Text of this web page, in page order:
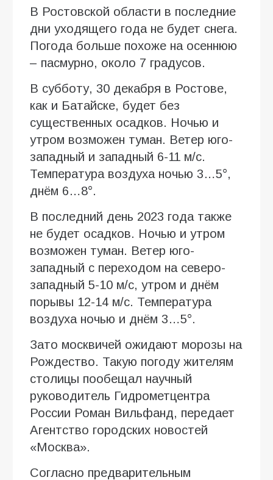
В Ростовской области в последние
дни уходящего года не будет снега.
Погода больше похоже на осеннюю
– пасмурно, около 7 градусов.
В субботу, 30 декабря в Ростове,
как и Батайске, будет без
существенных осадков. Ночью и
утром возможен туман. Ветер юго-
западный и западный 6-11 м/с.
Температура воздуха ночью 3…5°,
днём 6…8°.
В последний день 2023 года также
не будет осадков. Ночью и утром
возможен туман. Ветер юго-
западный с переходом на северо-
западный 5-10 м/с, утром и днём
порывы 12-14 м/с. Температура
воздуха ночью и днём 3…5°.
Зато москвичей ожидают морозы на
Рождество. Такую погоду жителям
столицы пообещал научный
руководитель Гидрометцентра
России Роман Вильфанд, передает
Агентство городских новостей
«Москва».
Согласно предварительным